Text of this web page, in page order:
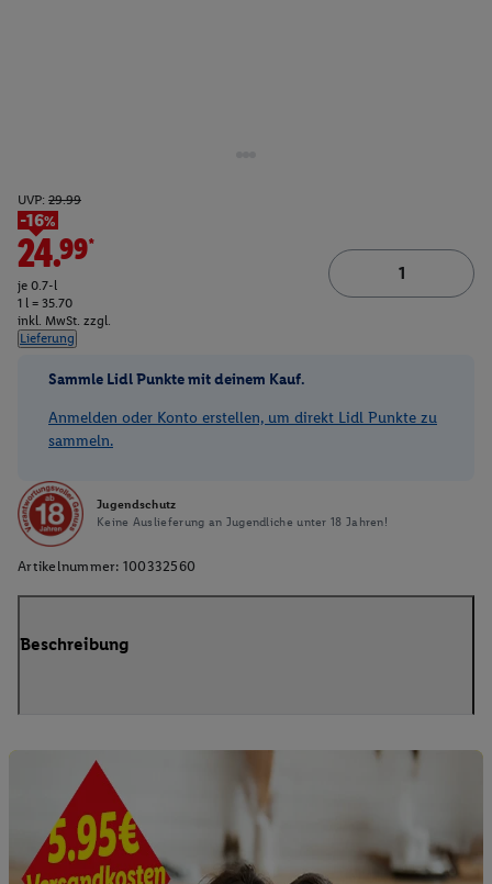
UVP: 29.99
-16%
24.99*
je 0.7-l
1 l = 35.70
inkl. MwSt. zzgl.
Lieferung
Sammle Lidl Punkte mit deinem Kauf.
Anmelden oder Konto erstellen, um direkt Lidl Punkte zu
sammeln.
Jugendschutz
Keine Auslieferung an Jugendliche unter 18 Jahren!
Artikelnummer: 100332560
Beschreibung